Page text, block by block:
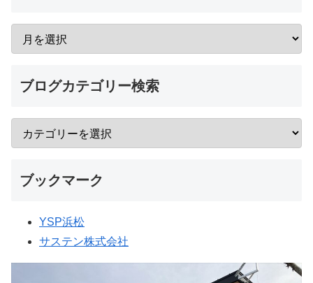
ブログカテゴリー検索
ブックマーク
YSP浜松
サステン株式会社